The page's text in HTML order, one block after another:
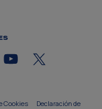
Cookies
Declaración de